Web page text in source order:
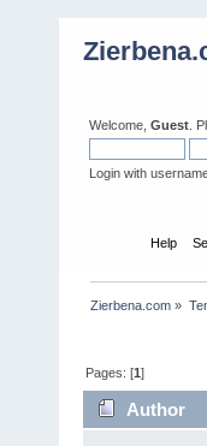
Welcome, Guest .
Login with
Help
Zierbena.com »
Pages: [1]
Author